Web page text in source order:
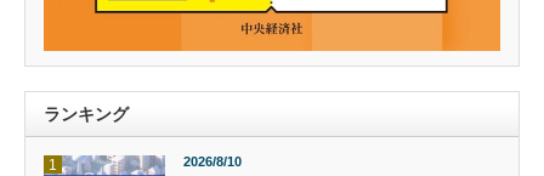
ランキング
1 2026/8/10